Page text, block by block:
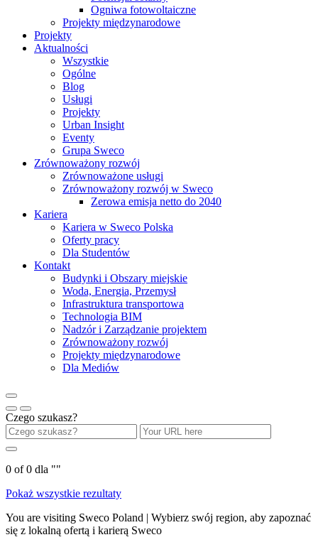
Ogniwa fotowoltaiczne
Projekty międzynarodowe
Projekty
Aktualności
Wszystkie
Ogólne
Blog
Usługi
Projekty
Urban Insight
Eventy
Grupa Sweco
Zrównoważony rozwój
Zrównoważone usługi
Zrównoważony rozwój w Sweco
Zerowa emisja netto do 2040
Kariera
Kariera w Sweco Polska
Oferty pracy
Dla Studentów
Kontakt
Budynki i Obszary miejskie
Woda, Energia, Przemysł
Infrastruktura transportowa
Technologia BIM
Nadzór i Zarządzanie projektem
Zrównoważony rozwój
Projekty międzynarodowe
Dla Mediów
Czego szukasz?
0 of0 dla ""
Pokaż wszystkie rezultaty
You are visiting Sweco Poland | Wybierz swój region, aby zapoznać
się z lokalną ofertą i karierą Sweco